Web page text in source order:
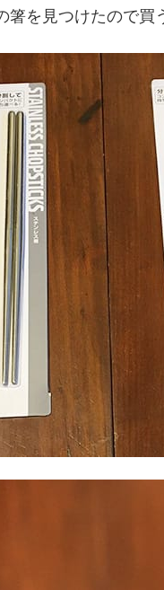
を見つけたので買